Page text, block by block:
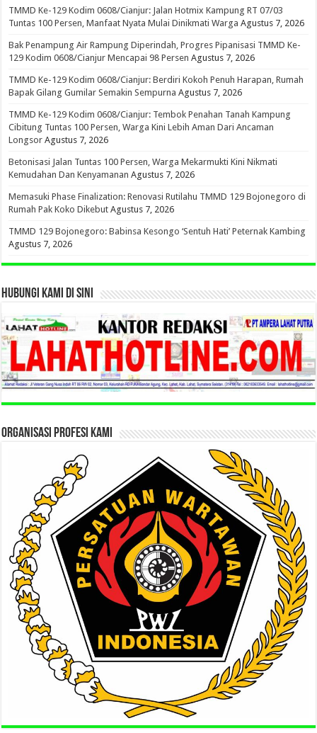
TMMD Ke-129 Kodim 0608/Cianjur: Jalan Hotmix Kampung RT 07/03
Tuntas 100 Persen, Manfaat Nyata Mulai Dinikmati Warga Agustus 7, 2026
Bak Penampung Air Rampung Diperindah, Progres Pipanisasi TMMD Ke-
129 Kodim 0608/Cianjur Mencapai 98 Persen Agustus 7, 2026
TMMD Ke-129 Kodim 0608/Cianjur: Berdiri Kokoh Penuh Harapan, Rumah
Bapak Gilang Gumilar Semakin Sempurna Agustus 7, 2026
TMMD Ke-129 Kodim 0608/Cianjur: Tembok Penahan Tanah Kampung
Cibitung Tuntas 100 Persen, Warga Kini Lebih Aman Dari Ancaman
Longsor Agustus 7, 2026
Betonisasi Jalan Tuntas 100 Persen, Warga Mekarmukti Kini Nikmati
Kemudahan Dan Kenyamanan Agustus 7, 2026
Memasuki Phase Finalization: Renovasi Rutilahu TMMD 129 Bojonegoro di
Rumah Pak Koko Dikebut Agustus 7, 2026
TMMD 129 Bojonegoro: Babinsa Kesongo ‘Sentuh Hati’ Peternak Kambing
Agustus 7, 2026
HUBUNGI KAMI DI SINI
ORGANISASI PROFESI KAMI